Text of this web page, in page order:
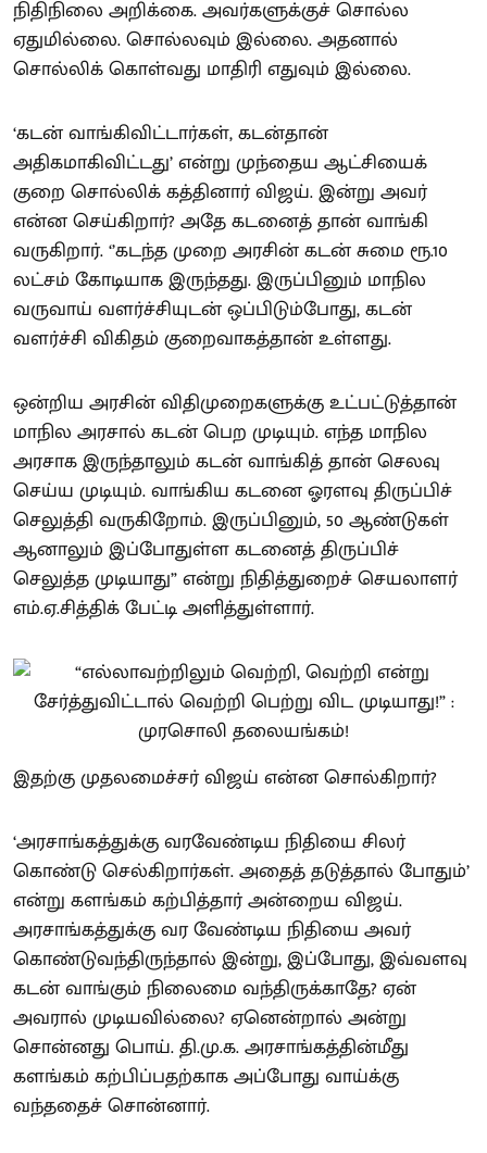
நிதிநிலை அறிக்கை. அவர்களுக்குச் சொல்ல
ஏதுமில்லை. சொல்லவும் இல்லை. அதனால்
சொல்லிக் கொள்வது மாதிரி எதுவும் இல்லை.
‘கடன் வாங்கிவிட்டார்கள், கடன்தான்
அதிகமாகிவிட்டது’ என்று முந்தைய ஆட்சியைக்
குறை சொல்லிக் கத்தினார் விஜய். இன்று அவர்
என்ன செய்கிறார்? அதே கடனைத் தான் வாங்கி
வருகிறார். ‘’கடந்த முறை அரசின் கடன் சுமை ரூ.10
லட்சம் கோடியாக இருந்தது. இருப்பினும் மாநில
வருவாய் வளர்ச்சியுடன் ஒப்பிடும்போது, கடன்
வளர்ச்சி விகிதம் குறைவாகத்தான் உள்ளது.
ஒன்றிய அரசின் விதிமுறைகளுக்கு உட்பட்டுத்தான்
மாநில அரசால் கடன் பெற முடியும். எந்த மாநில
அரசாக இருந்தாலும் கடன் வாங்கித் தான் செலவு
செய்ய முடியும். வாங்கிய கடனை ஓரளவு திருப்பிச்
செலுத்தி வருகிறோம். இருப்பினும், 50 ஆண்டுகள்
ஆனாலும் இப்போதுள்ள கடனைத் திருப்பிச்
செலுத்த முடியாது” என்று நிதித்துறைச் செயலாளர்
எம்.ஏ.சித்திக் பேட்டி அளித்துள்ளார்.
இதற்கு முதலமைச்சர் விஜய் என்ன சொல்கிறார்?
‘அரசாங்கத்துக்கு வரவேண்டிய நிதியை சிலர்
கொண்டு செல்கிறார்கள். அதைத் தடுத்தால் போதும்’
என்று களங்கம் கற்பித்தார் அன்றைய விஜய்.
அரசாங்கத்துக்கு வர வேண்டிய நிதியை அவர்
கொண்டுவந்திருந்தால் இன்று, இப்போது, இவ்வளவு
கடன் வாங்கும் நிலைமை வந்திருக்காதே? ஏன்
அவரால் முடியவில்லை? ஏனென்றால் அன்று
சொன்னது பொய். தி.மு.க. அரசாங்கத்தின்மீது
களங்கம் கற்பிப்பதற்காக அப்போது வாய்க்கு
வந்ததைச் சொன்னார்.